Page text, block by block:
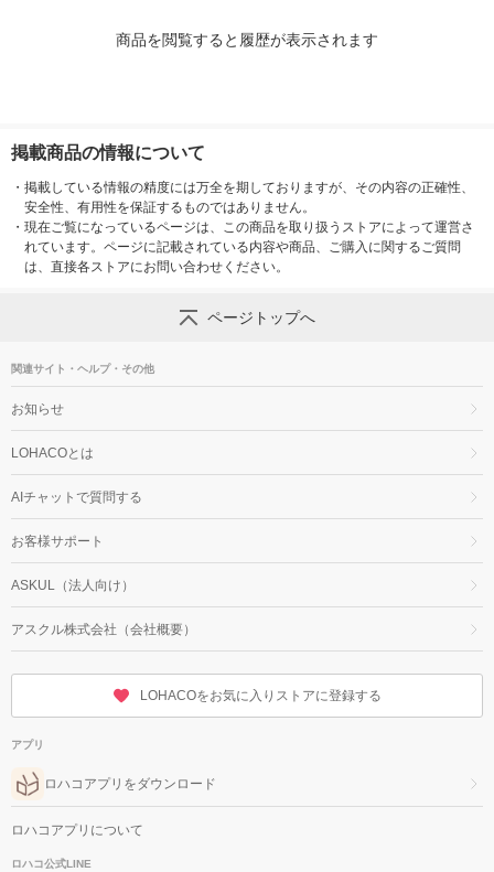
商品を閲覧すると履歴が表示されます
掲載商品の情報について
・ 掲載している情報の精度には万全を期しておりますが、その内容の正確性、
安全性、有用性を保証するものではありません。
・ 現在ご覧になっているページは、この商品を取り扱うストアによって運営さ
れています。ページに記載されている内容や商品、ご購入に関するご質問
は、直接各ストアにお問い合わせください。
ページトップへ
関連サイト・ヘルプ・その他
お知らせ
LOHACOとは
AIチャットで質問する
お客様サポート
ASKUL（法人向け）
アスクル株式会社（会社概要）
LOHACOをお気に入りストアに登録する
アプリ
ロハコアプリをダウンロード
ロハコアプリについて
ロハコ公式LINE